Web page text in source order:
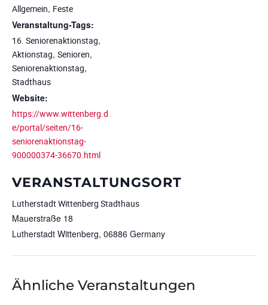
Allgemein, Feste
Veranstaltung-Tags:
16. Seniorenaktionstag,
Aktionstag, Senioren,
Seniorenaktionstag,
Stadthaus
Website:
https://www.wittenberg.d
e/portal/seiten/16-
seniorenaktionstag-
900000374-36670.html
VERANSTALTUNGSORT
Lutherstadt Wittenberg Stadthaus
Mauerstraße 18
Lutherstadt Wittenberg, 06886 Germany
Ähnliche Veranstaltungen